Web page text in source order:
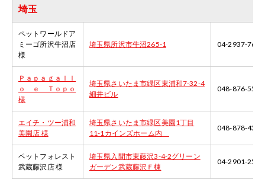
埼玉
ペットワールドア
ミーゴ所沢牛沼店
様
埼玉県所沢市牛沼265-1 04-2937-7663
Ｐａｐａｇａｌｌ
ｏ ｅ Ｔｏｐｏ
様
埼玉県さいたま市緑区東浦和7-32-4
細井ビル
048-876-5510
エイチ・ツー浦和
美園店 様
埼玉県さいたま市緑区美園1丁目
11-1カインズホーム内
048-878-4357
ペットフォレスト
武蔵藤沢店 様
埼玉県入間市東藤沢3-4-2グリーン
ガーデン武蔵藤沢Ｆ棟
04-2901-2577